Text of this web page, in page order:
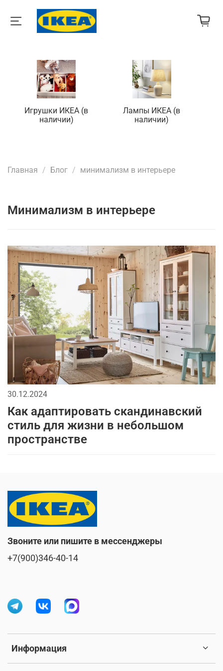
Игрушки ИКЕА (в
наличии)
Лампы ИКЕА (в
наличии)
Главная Блог минимализм в интерьере
минимализм в интерьере
30.12.2024
Как адаптировать скандинавский
стиль для жизни в небольшом
пространстве
Информация
Звоните или пишите в мессенджеры
+7(900)346-40-14